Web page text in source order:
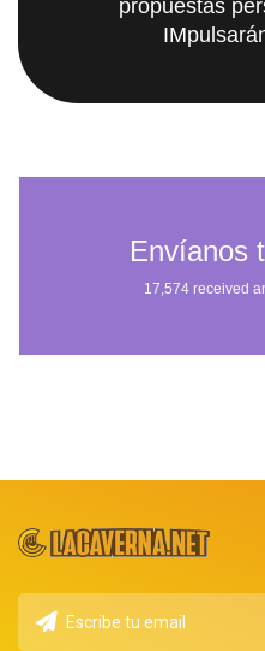
propuestas